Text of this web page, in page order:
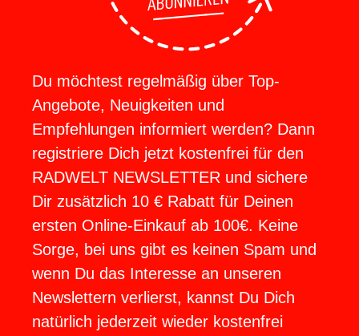
Du möchtest regelmäßig über Top-
Angebote, Neuigkeiten und
Empfehlungen informiert werden? Dann
registriere Dich jetzt kostenfrei für den
RADWELT NEWSLETTER und sichere
Dir zusätzlich 10 € Rabatt für Deinen
ersten Online-Einkauf ab 100€. Keine
Sorge, bei uns gibt es keinen Spam und
wenn Du das Interesse an unseren
Newslettern verlierst, kannst Du Dich
natürlich jederzeit wieder kostenfrei